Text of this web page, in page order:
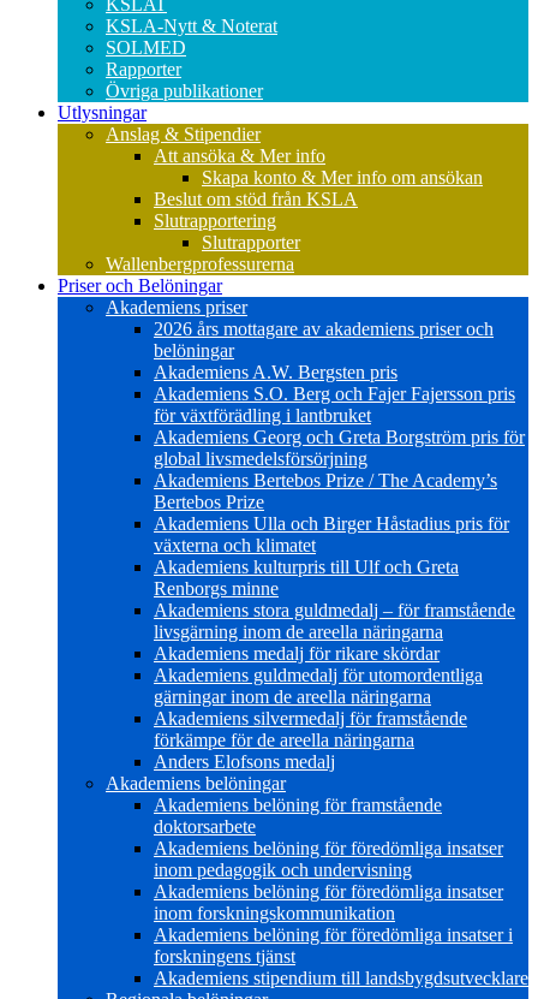
KSLAT
KSLA-Nytt & Noterat
SOLMED
Rapporter
Övriga publikationer
Utlysningar
Anslag & Stipendier
Att ansöka & Mer info
Skapa konto & Mer info om ansökan
Beslut om stöd från KSLA
Slutrapportering
Slutrapporter
Wallenbergprofessurerna
Priser och Belöningar
Akademiens priser
2026 års mottagare av akademiens priser och
belöningar
Akademiens A.W. Bergsten pris
Akademiens S.O. Berg och Fajer Fajersson pris
för växtförädling i lantbruket
Akademiens Georg och Greta Borgström pris för
global livsmedelsförsörjning
Akademiens Bertebos Prize / The Academy’s
Bertebos Prize
Akademiens Ulla och Birger Håstadius pris för
växterna och klimatet
Akademiens kulturpris till Ulf och Greta
Renborgs minne
Akademiens stora guldmedalj – för framstående
livsgärning inom de areella näringarna
Akademiens medalj för rikare skördar
Akademiens guldmedalj för utomordentliga
gärningar inom de areella näringarna
Akademiens silvermedalj för framstående
förkämpe för de areella näringarna
Anders Elofsons medalj
Akademiens belöningar
Akademiens belöning för framstående
doktorsarbete
Akademiens belöning för föredömliga insatser
inom pedagogik och undervisning
Akademiens belöning för föredömliga insatser
inom forskningskommunikation
Akademiens belöning för föredömliga insatser i
forskningens tjänst
Akademiens stipendium till landsbygdsutvecklare